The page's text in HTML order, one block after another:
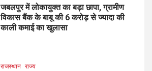
जबलपुर में लोकायुक्त का बड़ा छापा, ग्रामीण
विकास बैंक के बाबू की 6 करोड़ से ज्यादा की
काली कमाई का खुलासा
राजस्थान राज्य